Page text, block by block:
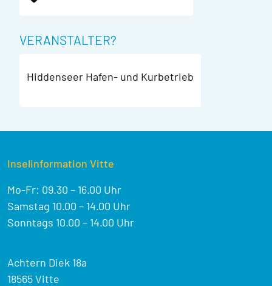
VERANSTALTER?
Hiddenseer Hafen- und Kurbetrieb
Inselinformation Vitte
Mo-Fr: 09.30 – 16.00 Uhr
Samstag 10.00 – 14.00 Uhr
Sonntags 10.00 – 14.00 Uhr
Achtern Diek 18a
18565 Vitte